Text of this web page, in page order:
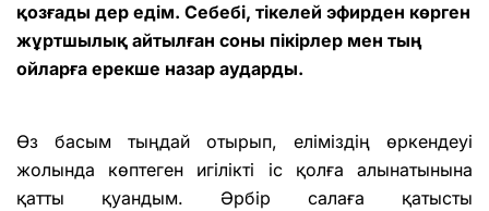
қозғады дер едім. Себебі, тікелей эфирден көр­ген
жұртшылық айтылған соны пі­кірлер мен тың
ойларға ерекше назар аударды.
Өз басым тыңдай отырып, еліміздің өркен­деуі
жолында көптеген игілікті іс қолға алына­тынына
қатты қуандым. Әрбір салаға қатысты